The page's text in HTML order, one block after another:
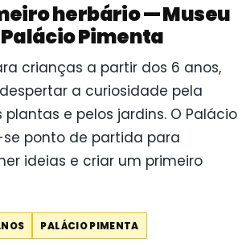
herbário — Museu
Palácio Pimenta
crianças a partir dos 6 anos,
a curiosidade pela
plantas e pelos jardins. O Palácio
ponto de partida para
ideias e criar um primeiro
PALÁCIO PIMENTA